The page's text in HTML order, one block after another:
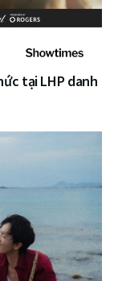
tại LHP danh